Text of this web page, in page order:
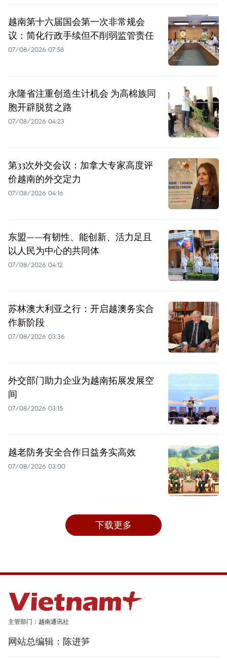
越南第十六届国会第一次非常规会
议：简化行政手续但不削弱监管责任
07/08/2026 07:58
永隆省注重创造生计机会 为高棉族同
胞开辟脱贫之路
07/08/2026 04:23
第33次外交会议：加拿大专家高度评
价越南的外交定力
07/08/2026 04:16
东盟——有韧性、能创新、活力足且
以人民为中心的共同体
07/08/2026 04:12
苏林澳大利亚之行：开启越澳务实合
作新阶段
07/08/2026 03:36
外交部门助力企业为越南拓展发展空
间
07/08/2026 03:15
越老防务安全合作日益务实高效
07/08/2026 03:00
下载更多
主管部门：越南通讯社
网站总编辑：陈进笋